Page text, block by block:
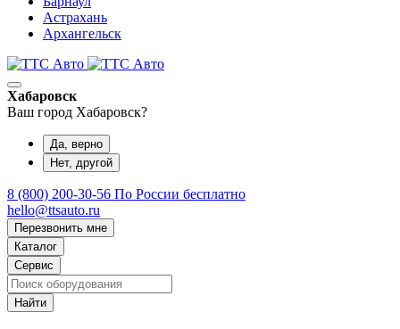
Астрахань
Архангельск
Хабаровск
Ваш город Хабаровск?
Да, верно
Нет, другой
8 (800) 200-30-56 По России бесплатно
hello@ttsauto.ru
Перезвонить мне
Каталог
Сервис